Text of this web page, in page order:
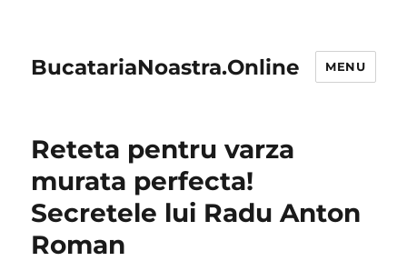
BucatariaNoastra.Online MENU
Reteta pentru varza
murata perfecta!
Secretele lui Radu Anton
Roman